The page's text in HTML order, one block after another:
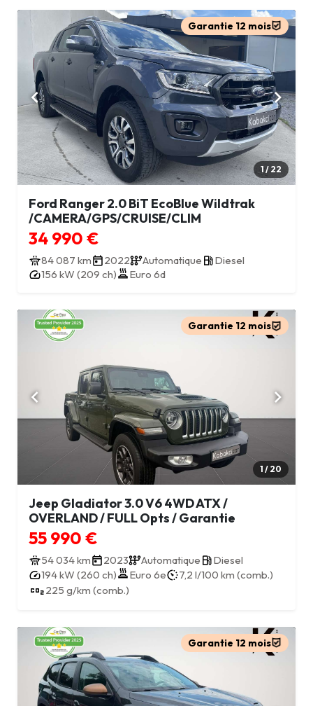
Garantie 12 mois
1 / 22
Ford Ranger 2.0 BiT EcoBlue Wildtrak
/CAMERA/GPS/CRUISE/CLIM
34 990 €
84 087 km 2022 Automatique
Diesel
156 kW (209 ch)
Euro 6d
Garantie 12 mois
1 / 20
Jeep Gladiator 3.0 V6 4WD ATX /
OVERLAND / FULL Opts / Garantie
55 990 €
54 034 km 2023 Automatique
Diesel
194 kW (260 ch)
Euro 6e
7,2 l/100 km (comb.)
225 g/km (comb.)
Garantie 12 mois